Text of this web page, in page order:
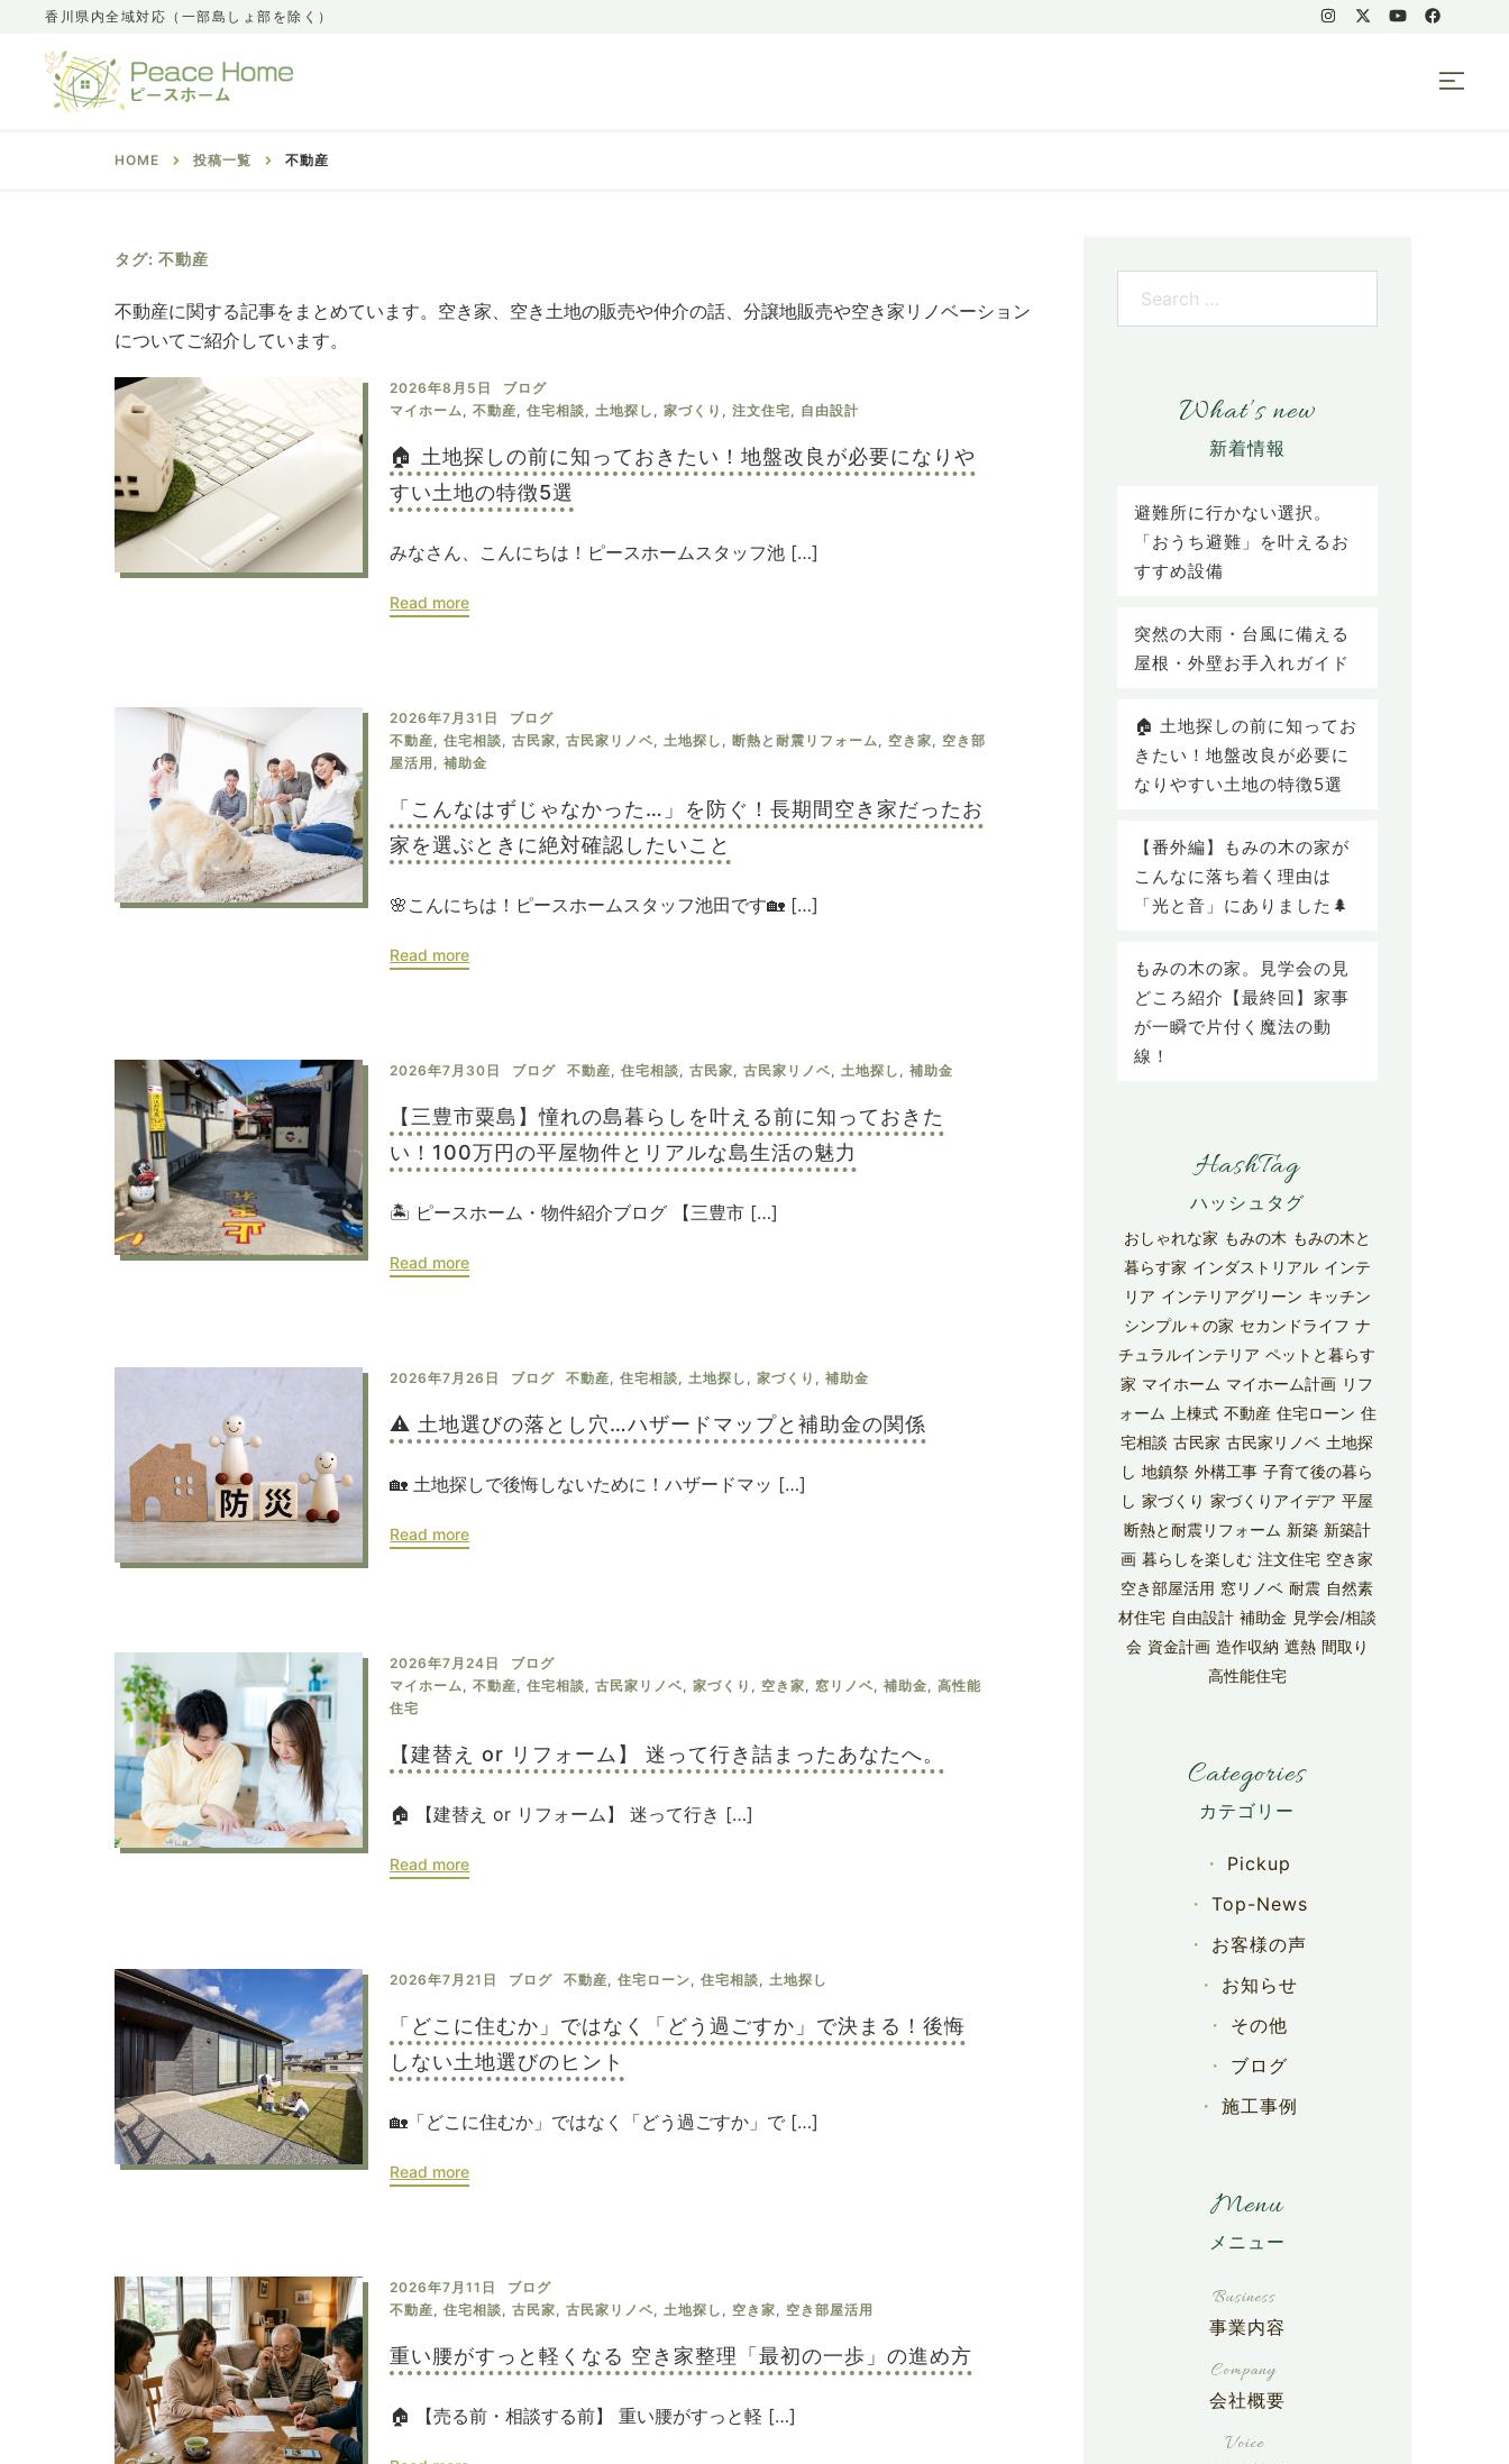
香川県内全域対応（一部島しょ部を除く）
HOME 投稿一覧 不動産
タグ: 不動産
不動産に関する記事をまとめています。空き家、空き土地の販売や仲介の話、分譲地販売や空き家リノベーション
についてご紹介しています。
2026年8月5日
ブログ
マイホーム,不動産,住宅相談,土地探し ,家づくり ,注文住宅, 自由設計
🏠 土地探しの前に知っておきたい！地盤改良が必要になりや
すい土地の特徴5選
みなさん、こんにちは！ピースホームスタッフ池 […]
Read more
2026年7月31日
ブログ
不動産,住宅相談,古民家,古民家リノベ,土地探し , 断熱と耐震リフォーム, 空き家, 空き部
屋活用 ,補助金
「こんなはずじゃなかった…」を防ぐ！長期間空き家だったお
家を選ぶときに絶対確認したいこと
🌸こんにちは！ピースホームスタッフ池田です🏡 […]
Read more
2026年7月30日 ブログ 不動産,住宅相談,古民家,古民家リノベ,土地探し ,補助金
【三豊市粟島】憧れの島暮らしを叶える前に知っておきた
い！100万円の平屋物件とリアルな島生活の魅力
🏝️ ピースホーム・物件紹介ブログ 【三豊市 […]
Read more
2026年7月26日 ブログ 不動産,住宅相談,土地探し ,家づくり ,補助金
⚠️ 土地選びの落とし穴…ハザードマップと補助金の関係
🏡 土地探しで後悔しないために！ハザードマッ […]
Read more
2026年7月24日
ブログ
マイホーム,不動産,住宅相談,古民家リノベ,家づくり , 空き家, 窓リノベ,補助金,高性能
住宅
【建替え or リフォーム】 迷って行き詰まったあなたへ。
🏠 【建替え or リフォーム】 迷って行き […]
Read more
2026年7月21日 ブログ 不動産,住宅ローン,住宅相談,土地探し
「どこに住むか」ではなく「どう過ごすか」で決まる！後悔
しない土地選びのヒント
🏡「どこに住むか」ではなく「どう過ごすか」で […]
Read more
2026年7月11日
ブログ
不動産,住宅相談,古民家,古民家リノベ,土地探し , 空き家, 空き部屋活用
重い腰がすっと軽くなる 空き家整理「最初の一歩」の進め方
🏠 【売る前・相談する前】 重い腰がすっと軽 […]
What’s new
避難所に行かない選択。
「おうち避難」を叶えるお
すすめ設備
突然の大雨・台風に備える
屋根・外壁お手入れガイド
🏠 土地探しの前に知ってお
きたい！地盤改良が必要に
なりやすい土地の特徴5選
【番外編】もみの木の家が
こんなに落ち着く理由は
「光と音」にありました🌲
もみの木の家。見学会の見
どころ紹介【最終回】家事
が一瞬で片付く魔法の動
線！
HashTag
おしゃれな家 もみの木 もみの木と
暮らす家 インダストリアル インテ
リア インテリアグリーン キッチン
シンプル＋の家 セカンドライフ ナ
チュラルインテリア ペットと暮らす
家 マイホーム マイホーム計画 リフ
ォーム
上棟式 不動産 住宅ローン 住
宅相談 古民家 古民家リノベ 土地探
し 地鎮祭 外構工事 子育て後の暮ら
し 家づくり 家づくりアイデア 平屋
断熱と耐震リフォーム 新築 新築計
画 暮らしを楽しむ 注文住宅 空き家
空き部屋活用 窓リノベ 耐震 自然素
材住宅 自由設計 補助金 見学会/相談
会 資金計画 造作収納 遮熱 間取り
高性能住宅
Categories
Pickup
Top-News
お客様の声
お知らせ
その他
ブログ
施工事例
Menu
事業内容
会社概要